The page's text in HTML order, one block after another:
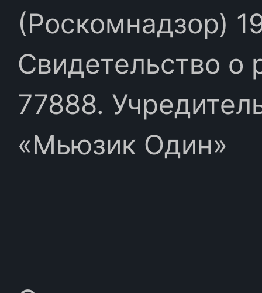
(Роскомнадзор)
Свидетельство
77888.
«Мьюзик Один»